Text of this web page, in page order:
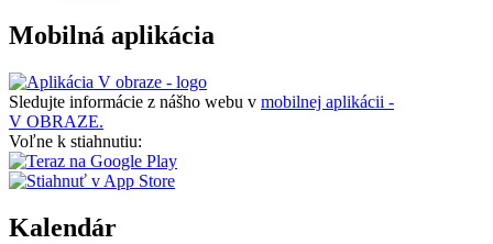
Mobilná aplikácia
Sledujte informácie z nášho webu v mobilnej aplikácii -
V OBRAZE.
Voľne k stiahnutiu:
Kalendár